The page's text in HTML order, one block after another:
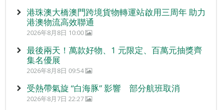
港珠澳大橋澳門跨境貨物轉運站啟用三周年 助力
港澳物流高效聯通
2026年8月8日 10:00
最後兩天！萬款好物、1 元限定、百萬元抽獎齊
集名優展
2026年8月8日 09:54
受熱帶氣旋 “白海豚” 影響 部分航班取消
2026年8月7日 22:27